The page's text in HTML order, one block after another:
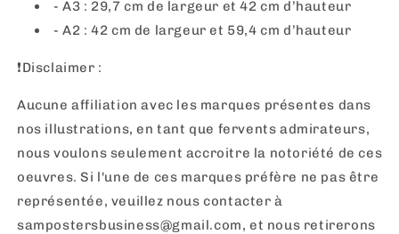
- A3 : 29,7 cm de largeur et 42 cm d’hauteur
- A2 : 42 cm de largeur et 59,4 cm d’hauteur
❗️Disclaimer :
Aucune affiliation avec les marques présentes dans
nos illustrations, en tant que fervents admirateurs,
nous voulons seulement accroitre la notoriété de ces
oeuvres. Si l'une de ces marques préfère ne pas être
représentée, veuillez nous contacter à
sampostersbusiness@gmail.com, et nous retirerons